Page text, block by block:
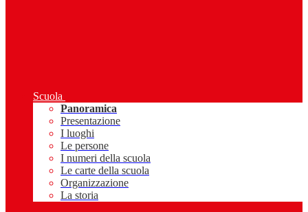
Scuola
Panoramica
Presentazione
I luoghi
Le persone
I numeri della scuola
Le carte della scuola
Organizzazione
La storia